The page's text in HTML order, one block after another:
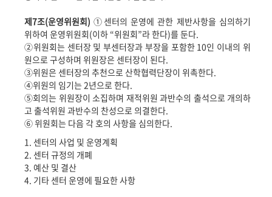
제7조(운영위원회) ① 센터의 운영에 관한 제반사항을 심의하기
위하여 운영위원회(이하 “위원회”라 한다)를 둔다.
②위원회는 센터장 및 부센터장과 부장을 포함한 10인 이내의 위
원으로 구성하며 위원장은 센터장이 된다.
③위원은 센터장의 추천으로 산학협력단장이 위촉한다.
④위원의 임기는 2년으로 한다.
⑤회의는 위원장이 소집하며 재적위원 과반수의 출석으로 개의하
고 출석위원 과반수의 찬성으로 의결한다.
⑥위원회는 다음 각 호의 사항을 심의한다.
1. 센터의 사업 및 운영계획
2. 센터 규정의 개폐
3. 예산 및 결산
4. 기타 센터 운영에 필요한 사항